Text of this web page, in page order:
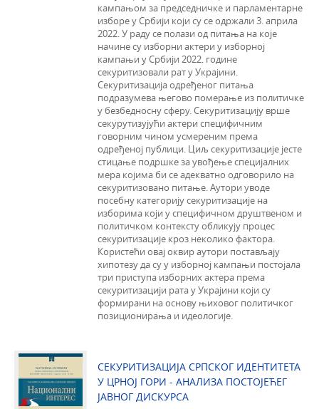
кампањом за председничке и парламентарне
изборе у Србији који су се одржали 3. априла
2022. У раду се полази од питања на које
начине су изборни актери у изборној
кампањи у Србији 2022. године
секуритизовали рат у Украјини.
Секуритизација одређеног питања
подразумева његово померање из политичке
у безбедносну сферу. Секуритизацију врше
секурутизујући актери специфичним
говорним чином усмереним према
одређеној публици. Циљ секуритизације јесте
стицање подршке за увођење специјалних
мера којима би се адекватно одговорило на
секуритизовано питање. Аутори уводе
посебну категорију секуритизације на
изборима који у специфичном друштвеном и
политичком контексту обликују процес
секуритизације кроз неколико фактора.
Користећи овај оквир аутори постављају
хипотезу да су у изборној кампањи постојала
три приступа изборних актера према
секуритизацији рата у Украјини који су
формирани на основу њиховог политичког
позиционирања и идеологије.
СЕКУРИТИЗАЦИЈА СРПСКОГ ИДЕНТИТЕТА
У ЦРНОЈ ГОРИ - AНАЛИЗА ПОСТОЈЕЋЕГ
ЈАВНОГ ДИСКУРСА